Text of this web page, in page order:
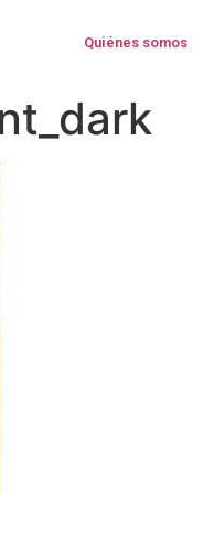
Quiénes somos